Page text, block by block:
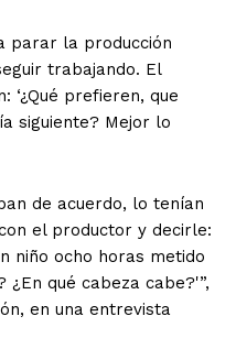
parar la producción
trabajando. El
prefieren, que
siguiente? Mejor lo
de acuerdo, lo tenían
el productor y decirle:
niño ocho horas metido
qué cabeza cabe?'”,
en una entrevista